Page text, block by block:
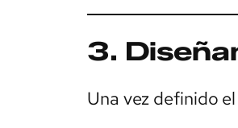
3.
Una vez definido